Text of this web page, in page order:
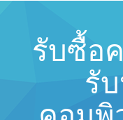
รับซื้อ
รั